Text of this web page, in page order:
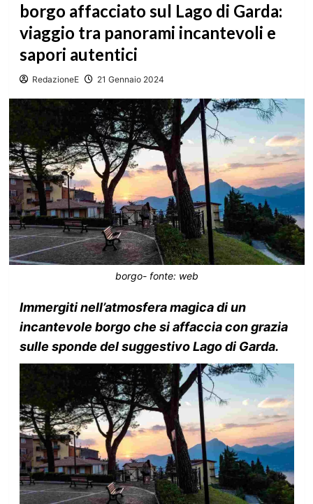
borgo affacciato sul Lago di Garda:
viaggio tra panorami incantevoli e
sapori autentici
RedazioneE 21 Gennaio 2024
borgo- fonte: web
Immergiti nell’atmosfera magica di un
incantevole borgo che si affaccia con grazia
sulle sponde del suggestivo Lago di Garda.